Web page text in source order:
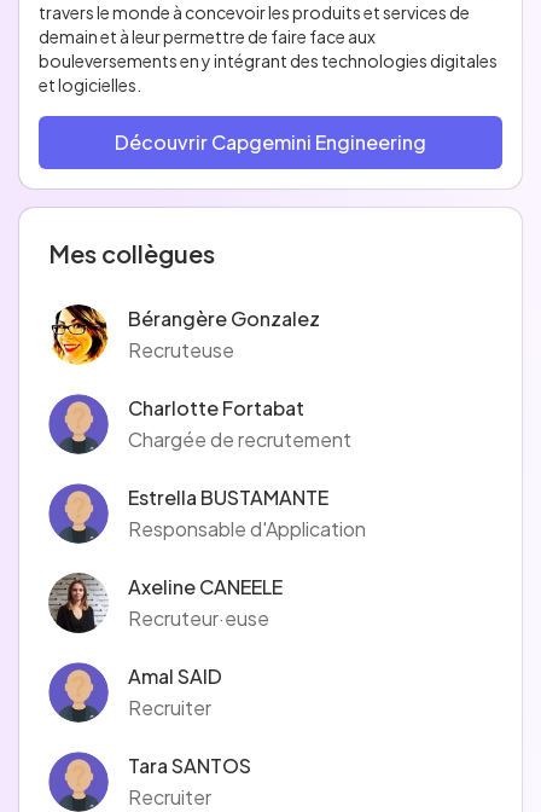
travers le monde à concevoir les produits et services de
demain et à leur permettre de faire face aux
bouleversements en y intégrant des technologies digitales
et logicielles.
Découvrir Capgemini Engineering
Mes collègues
Bérangère Gonzalez
Recruteuse
Charlotte Fortabat
Chargée de recrutement
Estrella BUSTAMANTE
Responsable d'Application
Axeline CANEELE
Recruteur·euse
Amal SAID
Recruiter
Tara SANTOS
Recruiter